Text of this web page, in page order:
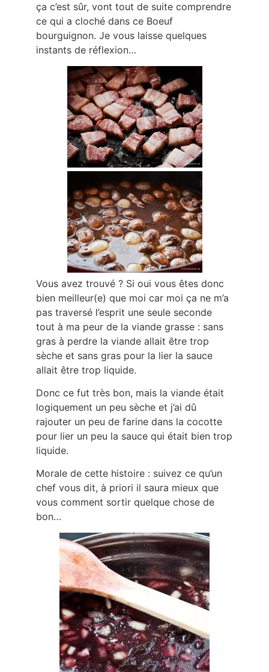
ça c’est sûr, vont tout de suite comprendre
ce qui a cloché dans ce Boeuf
bourguignon. Je vous laisse quelques
instants de réflexion…
Vous avez trouvé ? Si oui vous êtes donc
bien meilleur(e) que moi car moi ça ne m’a
pas traversé l’esprit une seule seconde
tout à ma peur de la viande grasse : sans
gras à perdre la viande allait être trop
sèche et sans gras pour la lier la sauce
allait être trop liquide.
Donc ce fut très bon, mais la viande était
logiquement un peu sèche et j’ai dû
rajouter un peu de farine dans la cocotte
pour lier un peu la sauce qui était bien trop
liquide.
Morale de cette histoire : suivez ce qu’un
chef vous dit, à priori il saura mieux que
vous comment sortir quelque chose de
bon…